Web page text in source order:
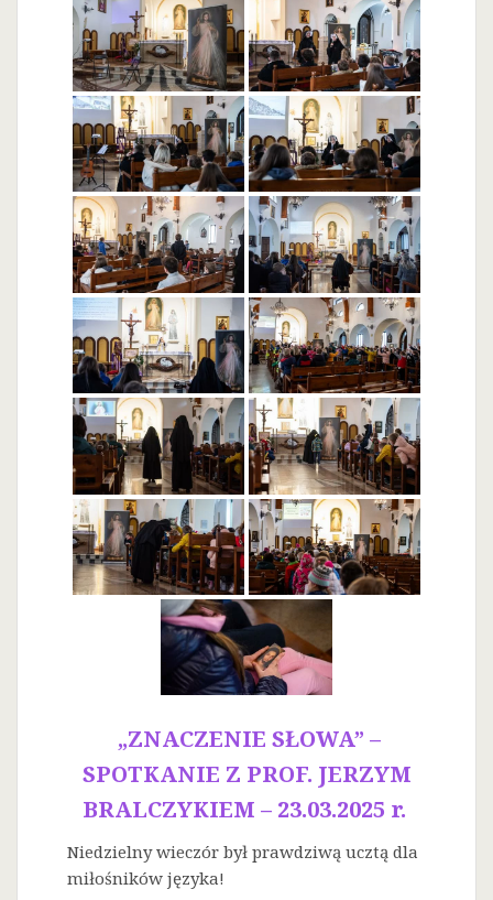
„ZNACZENIE SŁOWA” –
SPOTKANIE Z PROF. JERZYM
BRALCZYKIEM – 23.03.2025 r.
Niedzielny wieczór był prawdziwą ucztą dla
miłośników języka!